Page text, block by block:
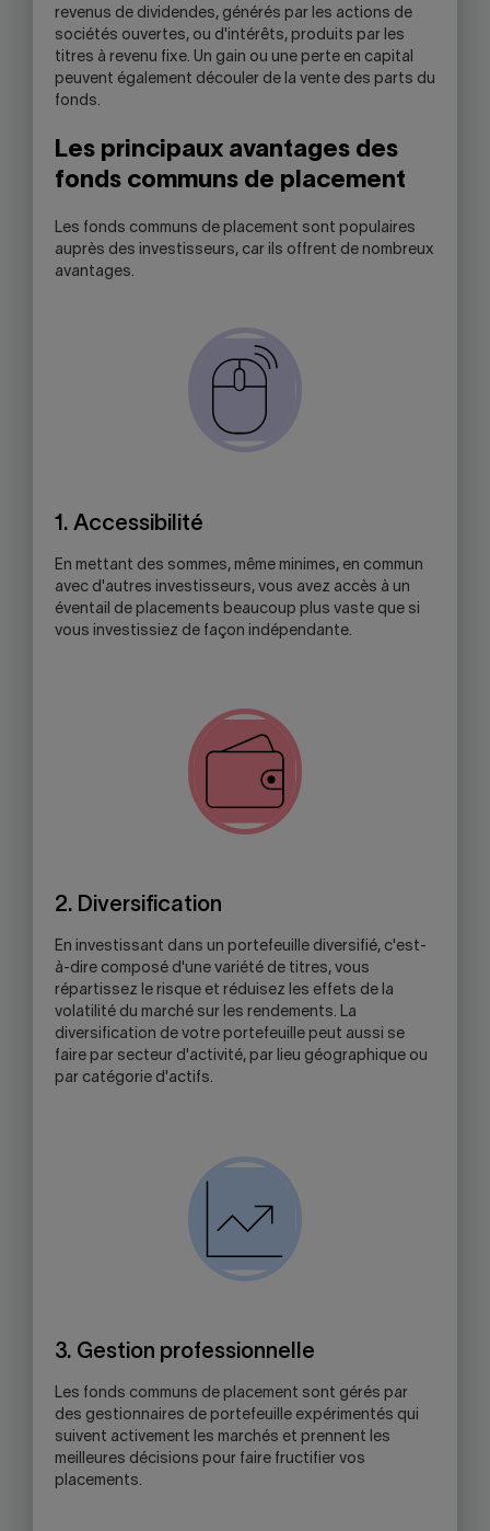
revenus de dividendes, générés par les actions de
sociétés ouvertes, ou d'intérêts, produits par les
titres à revenu fixe. Un gain ou une perte en capital
peuvent également découler de la vente des parts du
fonds.
Les principaux avantages des
fonds communs de placement
Les fonds communs de placement sont populaires
auprès des investisseurs, car ils offrent de nombreux
avantages.
1. Accessibilité
En mettant des sommes, même minimes, en commun
avec d'autres investisseurs, vous avez accès à un
éventail de placements beaucoup plus vaste que si
vous investissiez de façon indépendante.
2. Diversification
En investissant dans un portefeuille diversifié, c'est-
à-dire composé d'une variété de titres, vous
répartissez le risque et réduisez les effets de la
volatilité du marché sur les rendements. La
diversification de votre portefeuille peut aussi se
faire par secteur d'activité, par lieu géographique ou
par catégorie d'actifs.
3. Gestion professionnelle
Les fonds communs de placement sont gérés par
des gestionnaires de portefeuille expérimentés qui
suivent activement les marchés et prennent les
meilleures décisions pour faire fructifier vos
placements.